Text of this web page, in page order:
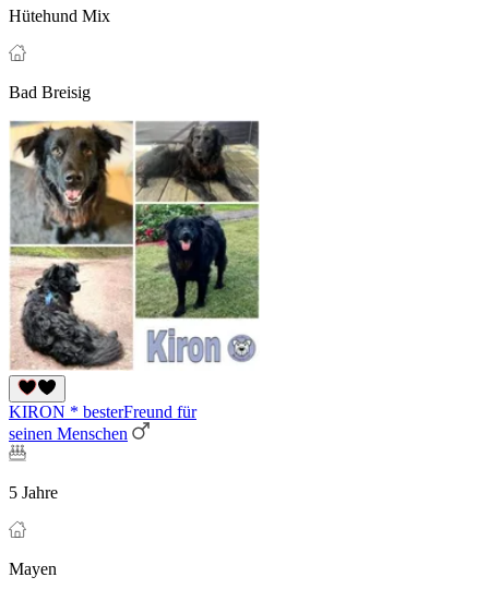
Hütehund Mix
Bad Breisig
KIRON * besterFreund für
seinen Menschen
5 Jahre
Mayen